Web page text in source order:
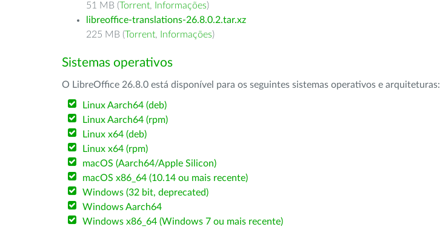
51 MB (Torrent, Informações)
libreoffice-translations-26.8.0.2.tar.xz
225 MB (Torrent, Informações)
Sistemas operativos
O LibreOffice 26.8.0 está disponível para os seguintes sistemas operativos e arquiteturas:
Linux Aarch64 (deb)
Linux Aarch64 (rpm)
Linux x64 (deb)
Linux x64 (rpm)
macOS (Aarch64/Apple Silicon)
macOS x86_64 (10.14 ou mais recente)
Windows (32 bit, deprecated)
Windows Aarch64
Windows x86_64 (Windows 7 ou mais recente)